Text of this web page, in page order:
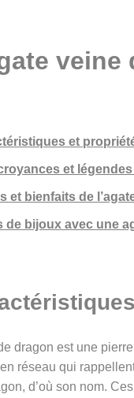
veine
et
et
et bienfaits de
de bijoux avec une
dragon est une
réseau qui
d’où son nom.